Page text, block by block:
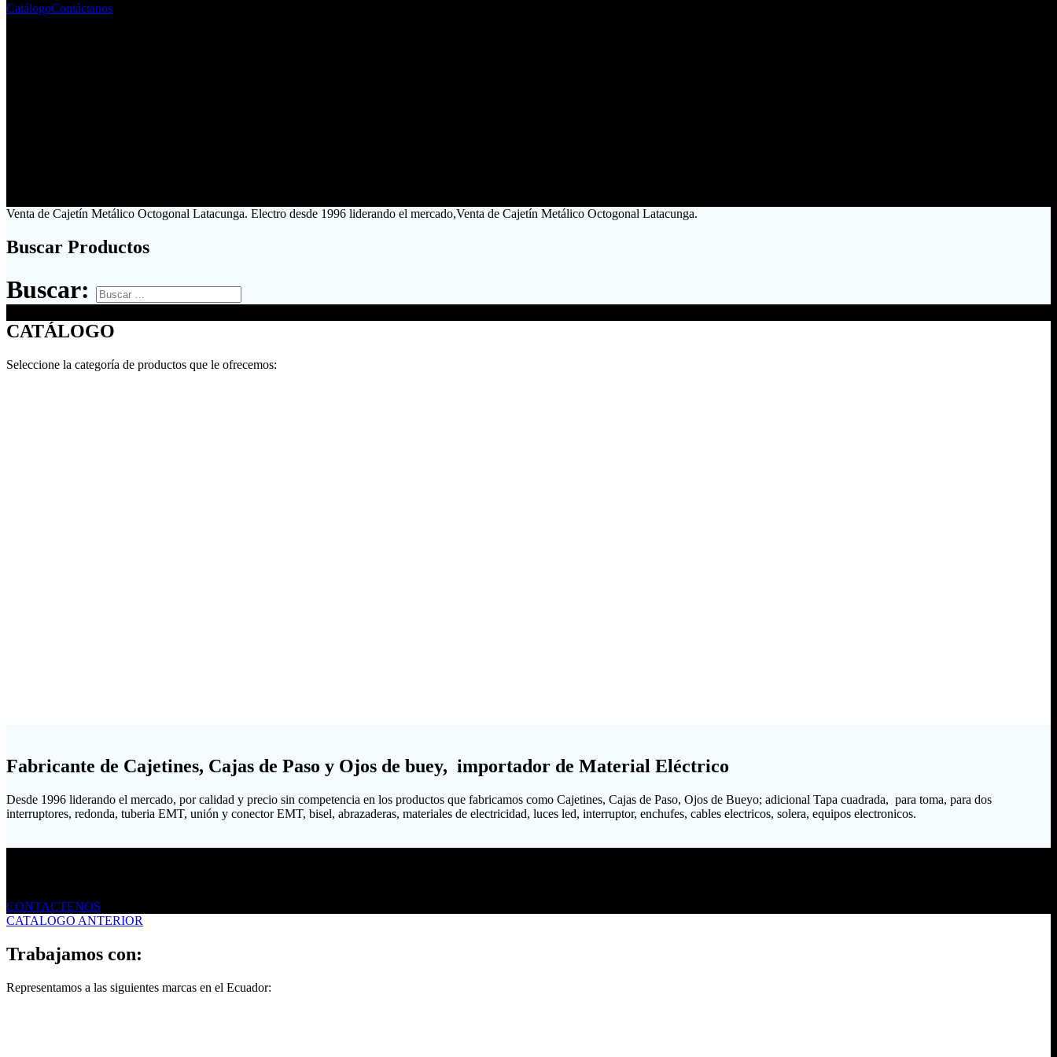
CatálogoContáctanos
Venta de Cajetín Metálico Octogonal Latacunga. Electro desde 1996 liderando el mercado,Venta de Cajetín Metálico Octogonal Latacunga.
Buscar Productos
Buscar:
CATÁLOGO
Seleccione la categoría de productos que le ofrecemos:
Fabricante de Cajetines, Cajas de Paso y Ojos de buey, importador de Material Eléctrico
Desde 1996 liderando el mercado, por calidad y precio sin competencia en los productos que fabricamos como Cajetines, Cajas de Paso, Ojos de Bueyo; adicional Tapa cuadrada, para toma, para dos
interruptores, redonda, tuberia EMT, unión y conector EMT, bisel, abrazaderas, materiales de electricidad, luces led, interruptor, enchufes, cables electricos, solera, equipos electronicos.
CONTACTENOS
CATALOGO ANTERIOR
Trabajamos con:
Representamos a las siguientes marcas en el Ecuador: